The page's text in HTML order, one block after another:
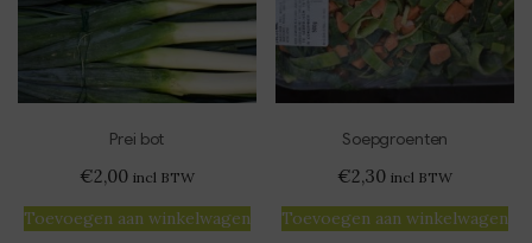
Prei bot
€2,00 incl BTW
Toevoegen aan winkelwagen
Soepgroenten
€2,30 incl BTW
Toevoegen aan winkelwagen